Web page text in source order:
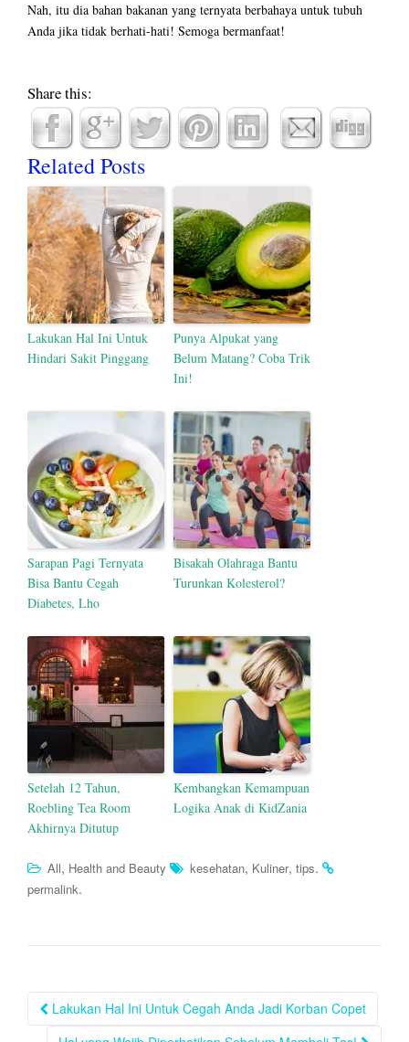
Nah, itu dia bahan bakanan yang ternyata berbahaya untuk tubuh
Anda jika tidak berhati-hati! Semoga bermanfaat!
Share this:
Related Posts
Lakukan Hal Ini Untuk
Hindari Sakit Pinggang
Punya Alpukat yang
Belum Matang? Coba Trik
Ini!
Sarapan Pagi Ternyata
Bisa Bantu Cegah
Diabetes, Lho
Bisakah Olahraga Bantu
Turunkan Kolesterol?
Setelah 12 Tahun,
Roebling Tea Room
Akhirnya Ditutup
Kembangkan Kemampuan
Logika Anak di KidZania
All, Health and Beauty kesehatan, Kuliner, tips.
permalink.
Post
navigation
Lakukan Hal Ini Untuk Cegah Anda Jadi Korban Copet